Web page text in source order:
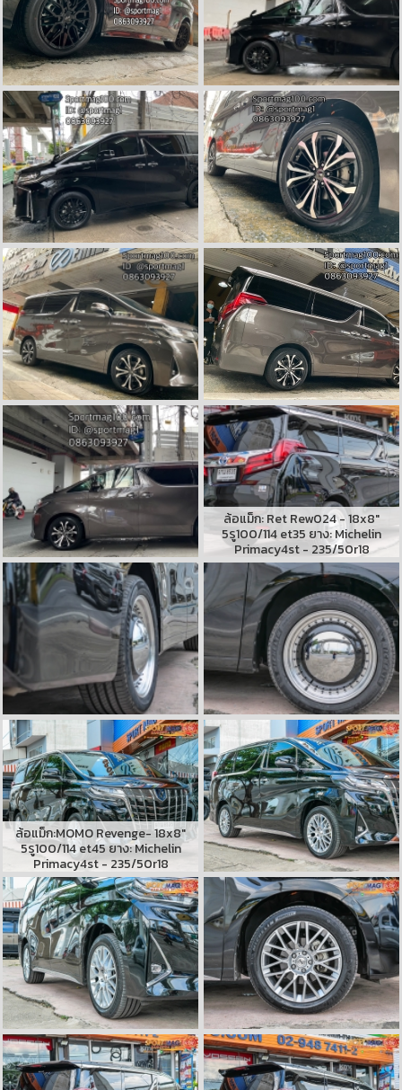
ล้อแม็ก: Ret Rew024 - 18x8"
5รู100/114 et35 ยาง: Michelin
Primacy4st - 235/50r18
ล้อแม็ก:MOMO Revenge- 18x8"
5รู100/114 et45 ยาง: Michelin
Primacy4st - 235/50r18